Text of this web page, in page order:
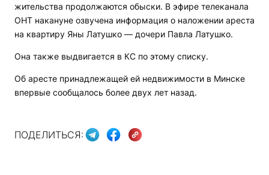
жительства продолжаются обыски. В эфире телеканала
ОНТ накануне озвучена информация о наложении ареста
на квартиру Яны Латушко — дочери Павла Латушко.
Она также выдвигается в КС по этому списку.
Об аресте принадлежащей ей недвижимости в Минске
впервые сообщалось более двух лет назад.
ПОДЕЛИТЬСЯ: